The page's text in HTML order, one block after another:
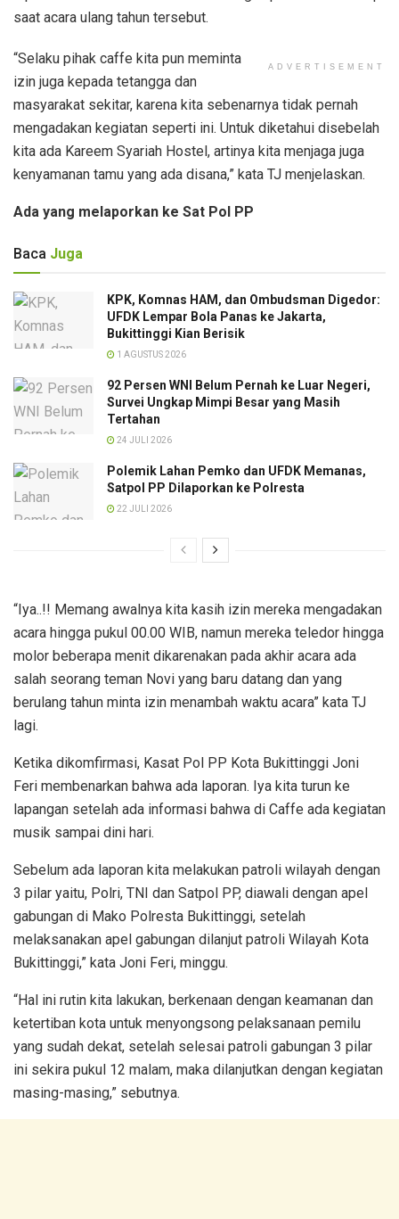
saat acara ulang tahun tersebut.
ADVERTISEMENT
“Selaku pihak caffe kita pun meminta
izin juga kepada tetangga dan
masyarakat sekitar, karena kita sebenarnya tidak pernah
mengadakan kegiatan seperti ini. Untuk diketahui disebelah
kita ada Kareem Syariah Hostel, artinya kita menjaga juga
kenyamanan tamu yang ada disana,” kata TJ menjelaskan.
Ada yang melaporkan ke Sat Pol PP
Baca Juga
KPK, Komnas HAM, dan Ombudsman Digedor:
UFDK Lempar Bola Panas ke Jakarta,
Bukittinggi Kian Berisik
1 AGUSTUS 2026
92 Persen WNI Belum Pernah ke Luar Negeri,
Survei Ungkap Mimpi Besar yang Masih
Tertahan
24 JULI 2026
Polemik Lahan Pemko dan UFDK Memanas,
Satpol PP Dilaporkan ke Polresta
22 JULI 2026
“Iya..!! Memang awalnya kita kasih izin mereka mengadakan
acara hingga pukul 00.00 WIB, namun mereka teledor hingga
molor beberapa menit dikarenakan pada akhir acara ada
salah seorang teman Novi yang baru datang dan yang
berulang tahun minta izin menambah waktu acara” kata TJ
lagi.
Ketika dikomfirmasi, Kasat Pol PP Kota Bukittinggi Joni
Feri membenarkan bahwa ada laporan. Iya kita turun ke
lapangan setelah ada informasi bahwa di Caffe ada kegiatan
musik sampai dini hari.
Sebelum ada laporan kita melakukan patroli wilayah dengan
3 pilar yaitu, Polri, TNI dan Satpol PP, diawali dengan apel
gabungan di Mako Polresta Bukittinggi, setelah
melaksanakan apel gabungan dilanjut patroli Wilayah Kota
Bukittinggi,” kata Joni Feri, minggu.
“Hal ini rutin kita lakukan, berkenaan dengan keamanan dan
ketertiban kota untuk menyongsong pelaksanaan pemilu
yang sudah dekat, setelah selesai patroli gabungan 3 pilar
ini sekira pukul 12 malam, maka dilanjutkan dengan kegiatan
masing-masing,” sebutnya.